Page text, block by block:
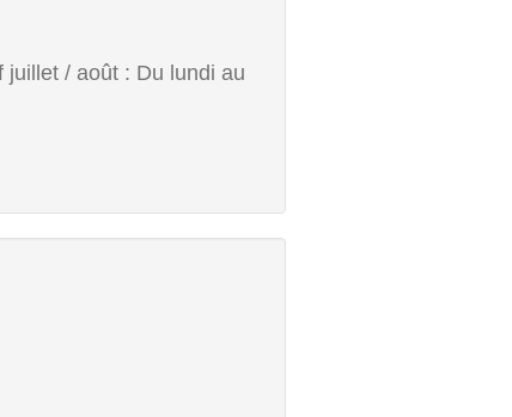
/ août : Du lundi au